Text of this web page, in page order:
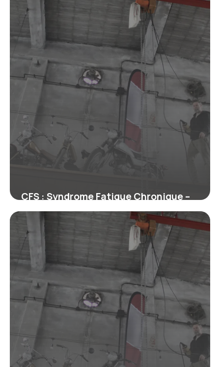
2 juillet 2026
CFS : Syndrome Fatigue Chronique –
Guide
29 juin 2026